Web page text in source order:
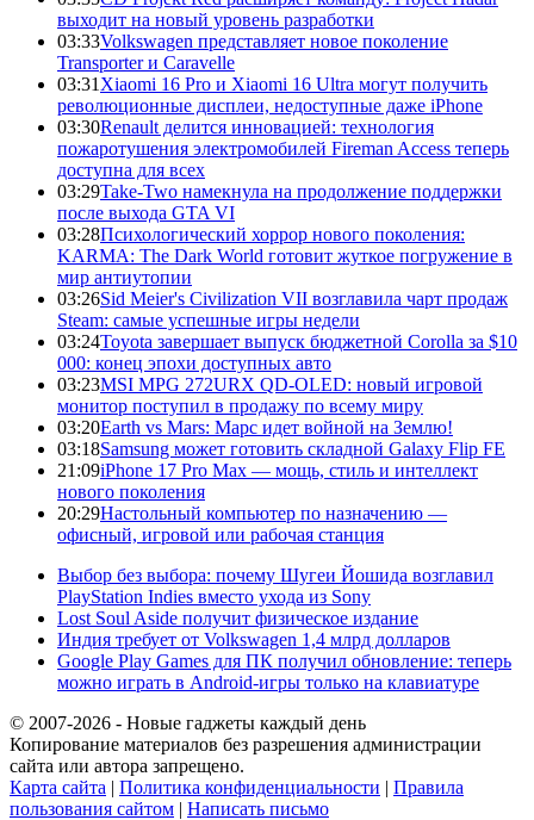
выходит на новый уровень разработки
03:33Volkswagen представляет новое поколение
Transporter и Caravelle
03:31 Xiaomi 16 Pro и Xiaomi 16 Ultra могут получить
революционные дисплеи, недоступные даже iPhone
03:30Renault делится инновацией: технология
пожаротушения электромобилей Fireman Access теперь
доступна для всех
03:29Take-Two намекнула на продолжение поддержки
после выхода GTA VI
03:28Психологический хоррор нового поколения:
KARMA: The Dark World готовит жуткое погружение в
мир антиутопии
03:26Sid Meier's Civilization VII возглавила чарт продаж
Steam: самые успешные игры недели
03:24Toyota завершает выпуск бюджетной Corolla за $10
000: конец эпохи доступных авто
03:23MSI MPG 272URX QD-OLED: новый игровой
монитор поступил в продажу по всему миру
03:20Earth vs Mars: Марс идет войной на Землю!
03:18Samsung может готовить складной Galaxy Flip FE
21:09iPhone 17 Pro Max — мощь, стиль и интеллект
нового поколения
20:29Настольный компьютер по назначению —
офисный, игровой или рабочая станция
Выбор без выбора: почему Шугеи Йошида возглавил
PlayStation Indies вместо ухода из Sony
Lost Soul Aside получит физическое издание
Индия требует от Volkswagen 1,4 млрд долларов
Google Play Games для ПК получил обновление: теперь
можно играть в Android-игры только на клавиатуре
© 2007-2026 - Новые гаджеты каждый день
Копирование материалов без разрешения администрации
сайта или автора запрещено.
Карта сайта | Политика конфиденциальности | Правила
пользования сайтом | Написать письмо